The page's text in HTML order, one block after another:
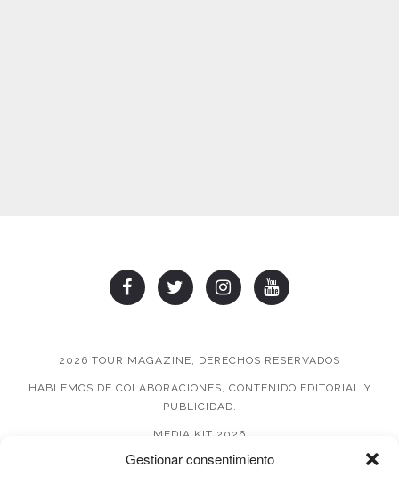
Gestionar consentimiento
2026 TOUR MAGAZINE, DERECHOS RESERVADOS
HABLEMOS DE COLABORACIONES, CONTENIDO EDITORIAL Y
PUBLICIDAD.
MEDIA KIT 2026
AVISO DE PRIVACIDAD